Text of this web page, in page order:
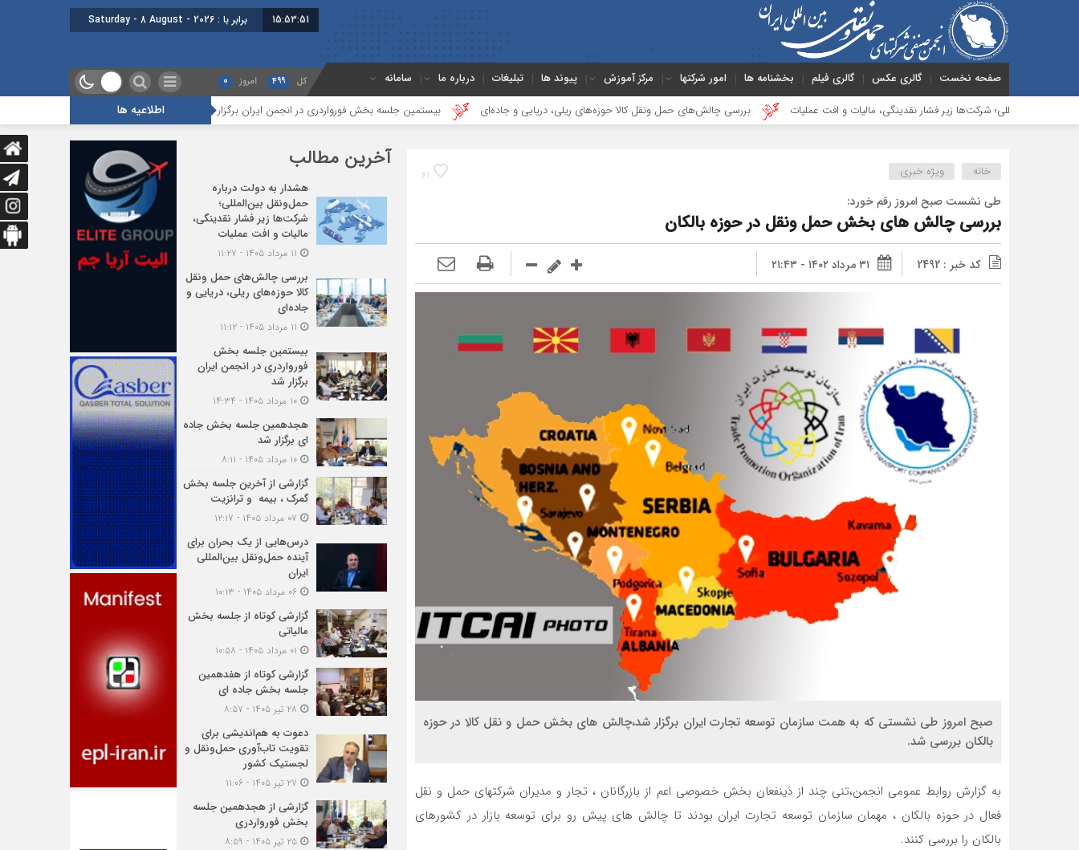
15:53:51 امروز : شنبه - 17 مرداد - 1405
صفحه نخست گالری عکس گالری فیلم بخشنامه ها امور شرکتها مرکز آموزش پیوند ها تبلیغات درباره ما سامانه کل 499 امروز 0
اطلاعیه ها شرکت‌ها زیر فشار نقدینگی، مالیات و افت عملیات بررسی چالش‌های حمل ونقل کالا حوزه‌های ریلی، دریایی و جاده‌ای بیستمین جلسه بخش فورواردری در انجمن ایران برگزار شد هجدهمین جلسه بخش جاده ای برگزار شد
61 خانه ویژه خبری
طی نشست صبح امروز رقم خورد:
بررسی چالش های بخش حمل ونقل در حوزه بالکان
کد خبر : 2492 ۳۱ مرداد ۱۴۰۲ - ۲۱:۴۳
صبح امروز طی نشستی که به همت سازمان توسعه تجارت ایران برگزار شد،چالش های بخش حمل و نقل کالا در حوزه
بالکان بررسی شد.
به گزارش روابط عمومی انجمن،تنی چند از ذینفعان بخش خصوصی اعم از بازرگانان ، تجار و مدیران شرکتهای حمل و نقل
فعال در حوزه بالکان ، مهمان سازمان توسعه تجارت ایران بودند تا چالش های پیش رو برای توسعه بازار در کشورهای
بالکان را بررسی کنند.
آخرین مطالب
هشدار به دولت درباره
حمل‌ونقل بین‌المللی؛
شرکت‌ها زیر فشار نقدینگی،
مالیات و افت عملیات
بررسی چالش‌های حمل ونقل
کالا حوزه‌های ریلی، دریایی و
جاده‌ای
بیستمین جلسه بخش
فورواردری در انجمن ایران
برگزار شد
۱۰ مرداد ۱۴۰۵ - ۱۴:۳۴
هجدهمین جلسه بخش جاده
ای برگزار شد
۱۰ مرداد ۱۴۰۵ - ۸:۱۱
گزارشی از آخرین جلسه بخش
گمرک ، بیمه و ترانزیت
درس‌هایی از یک بحران برای
آینده حمل‌ونقل بین‌المللی
ایران
گزارشی کوتاه از جلسه بخش
مالیاتی
گزارشی کوتاه از هفدهمین
جلسه بخش جاده ای
دعوت به هم‌اندیشی برای
تقویت تاب‌آوری حمل‌ونقل و
لجستیک کشور
گزارشی از هجدهمین جلسه
بخش فورواردری
۲۵ تیر ۱۴۰۵ - ۸:۵۹